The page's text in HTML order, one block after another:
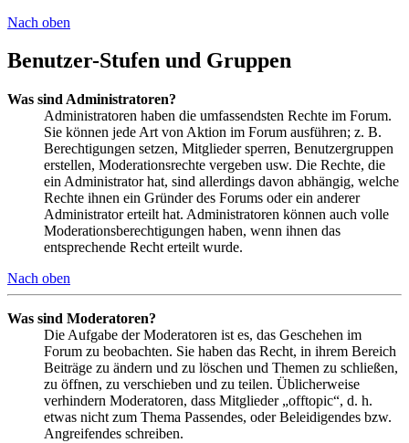
Nach oben
Benutzer-Stufen und Gruppen
Was sind Administratoren?
Administratoren haben die umfassendsten Rechte im Forum.
Sie können jede Art von Aktion im Forum ausführen; z. B.
Berechtigungen setzen, Mitglieder sperren, Benutzergruppen
erstellen, Moderationsrechte vergeben usw. Die Rechte, die
ein Administrator hat, sind allerdings davon abhängig, welche
Rechte ihnen ein Gründer des Forums oder ein anderer
Administrator erteilt hat. Administratoren können auch volle
Moderationsberechtigungen haben, wenn ihnen das
entsprechende Recht erteilt wurde.
Nach oben
Was sind Moderatoren?
Die Aufgabe der Moderatoren ist es, das Geschehen im
Forum zu beobachten. Sie haben das Recht, in ihrem Bereich
Beiträge zu ändern und zu löschen und Themen zu schließen,
zu öffnen, zu verschieben und zu teilen. Üblicherweise
verhindern Moderatoren, dass Mitglieder „offtopic“, d. h.
etwas nicht zum Thema Passendes, oder Beleidigendes bzw.
Angreifendes schreiben.